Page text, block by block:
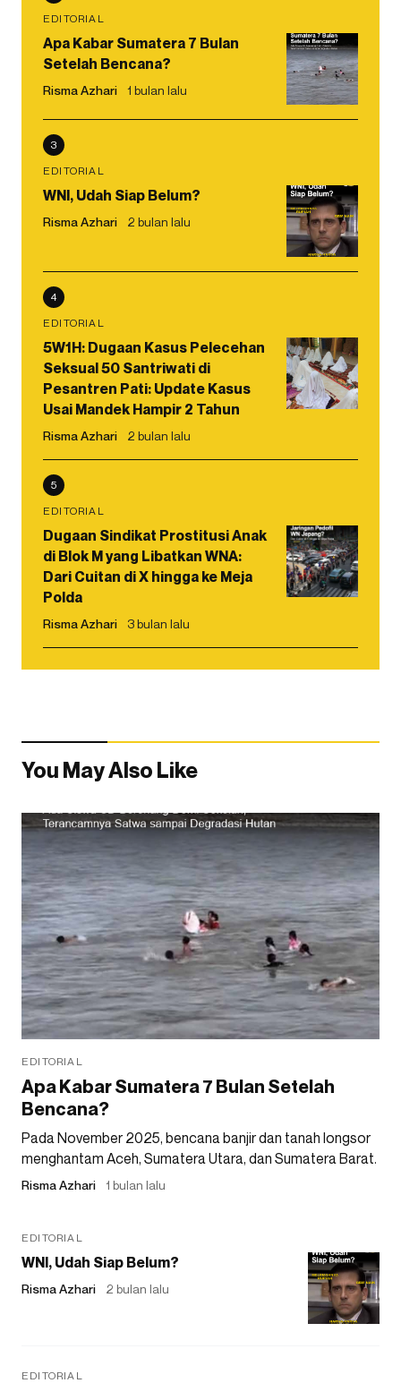
EDITORIAL
Apa Kabar Sumatera 7 Bulan
Setelah Bencana?
Risma Azhari 1 bulan lalu
3
EDITORIAL
WNI, Udah Siap Belum?
Risma Azhari 2 bulan lalu
4
EDITORIAL
5W1H: Dugaan Kasus Pelecehan
Seksual 50 Santriwati di
Pesantren Pati: Update Kasus
Usai Mandek Hampir 2 Tahun
Risma Azhari 2 bulan lalu
5
EDITORIAL
Dugaan Sindikat Prostitusi Anak
di Blok M yang Libatkan WNA:
Dari Cuitan di X hingga ke Meja
Polda
Risma Azhari 3 bulan lalu
You May Also Like
EDITORIAL
Apa Kabar Sumatera 7 Bulan Setelah
Bencana?
Pada November 2025, bencana banjir dan tanah longsor
menghantam Aceh, Sumatera Utara, dan Sumatera Barat.
Risma Azhari 1 bulan lalu
EDITORIAL
WNI, Udah Siap Belum?
Risma Azhari 2 bulan lalu
EDITORIAL